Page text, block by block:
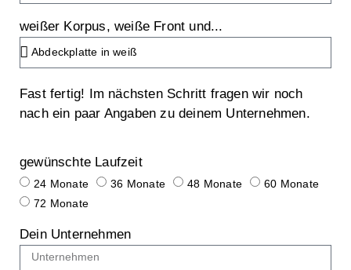
weißer Korpus, weiße Front und...
Fast fertig! Im nächsten Schritt fragen wir noch
nach ein paar Angaben zu deinem Unternehmen.
gewünschte Laufzeit
24 Monate 36 Monate 48 Monate
60 Monate
72 Monate
Dein Unternehmen